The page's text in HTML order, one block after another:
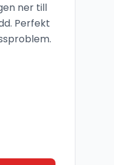
ner till
Perfekt